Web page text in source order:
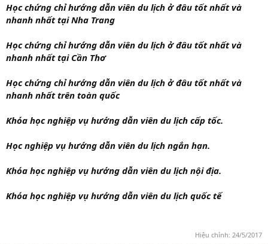
Học chứng chỉ hướng dẫn viên du lịch ở đâu tốt nhất và
nhanh nhất tại Nha Trang
Học chứng chỉ hướng dẫn viên du lịch ở đâu tốt nhất và
nhanh nhất tại Cần Thơ
Học chứng chỉ hướng dẫn viên du lịch ở đâu tốt nhất và
nhanh nhất trên toàn quốc
Khóa học nghiệp vụ hướng dẫn viên du lịch cấp tốc.
Học nghiệp vụ hướng dẫn viên du lịch ngắn hạn.
Khóa học nghiệp vụ hướng dẫn viên du lịch nội địa.
Khóa học nghiệp vụ hướng dẫn viên du lịch quốc tế
Hiệu chỉnh: 24/5/2017